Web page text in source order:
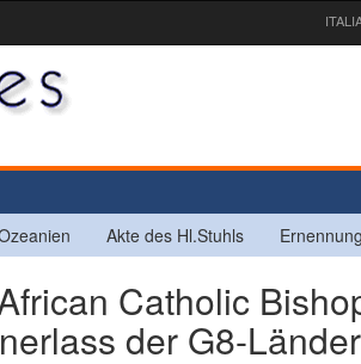
Akte des Hl.Stuhls Ernennung
Catholic
der G8-Länder